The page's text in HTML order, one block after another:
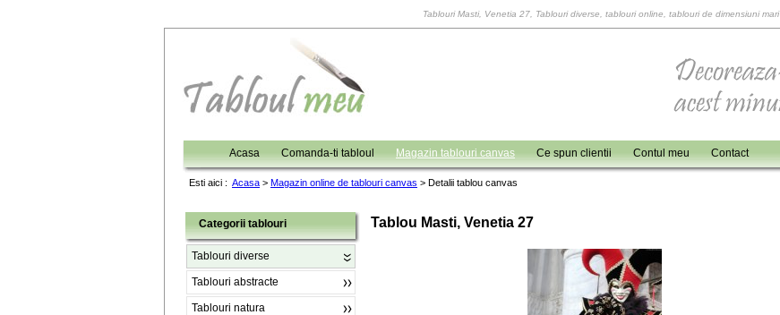
Tablouri Masti, Venetia 27, Tablouri diverse, tablouri online, tablouri de dimensiuni mari
Acasa Comanda-ti tabloul Magazin tablouri canvas Ce spun clientii Contul meu Contact
Esti aici : Acasa > Magazin online de tablouri canvas > Detalii tablou canvas
Categorii tablouri
Tablouri diverse
Tablouri abstracte
Tablouri natura
Tablou Masti, Venetia 27